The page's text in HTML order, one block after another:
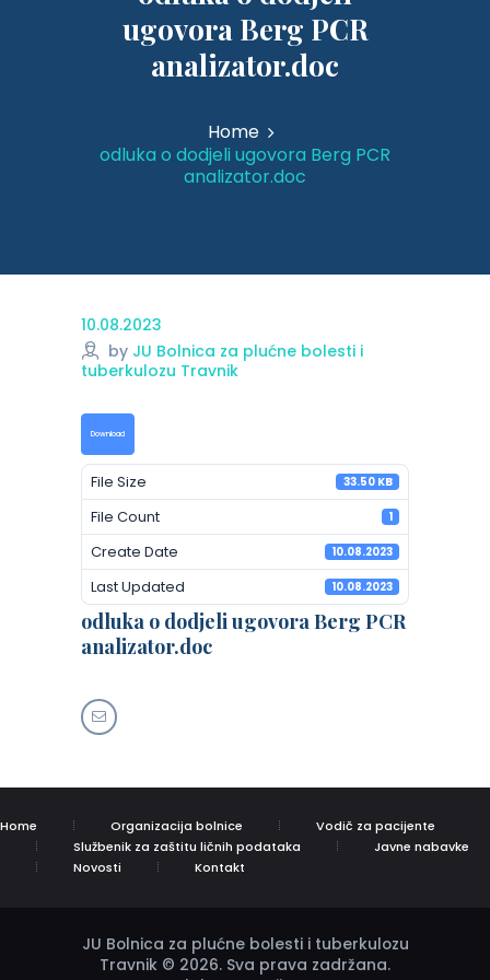
ugovora Berg PCR
analizator.doc
Home
odluka o dodjeli ugovora Berg PCR
analizator.doc
10.08.2023
by JU Bolnica za plućne bolesti i
tuberkulozu Travnik
Download
File Size 33.50 KB
File Count 1
Create Date 10.08.2023
Last Updated 10.08.2023
odluka o dodjeli ugovora Berg PCR
analizator.doc
Home Organizacija bolnice
Vodič za pacijente
Službenik za zaštitu ličnih podataka
Javne nabavke
Novosti
Kontakt
JU Bolnica za plućne bolesti i tuberkulozu
Travnik © 2026. Sva prava zadržana.